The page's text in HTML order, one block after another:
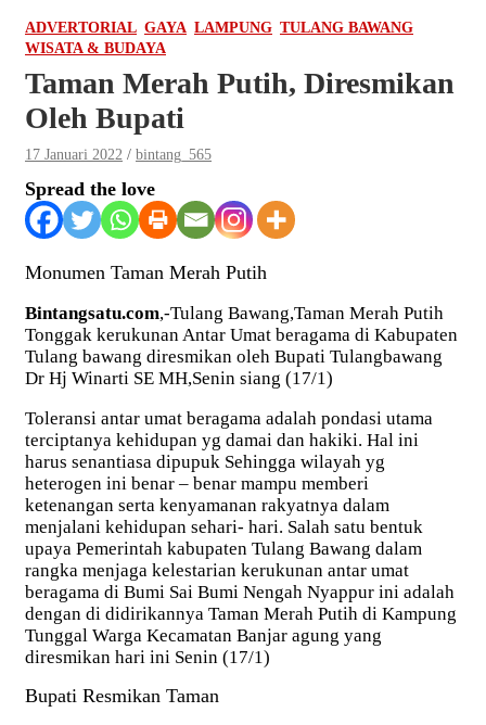
ADVERTORIAL GAYA LAMPUNG TULANG BAWANG
WISATA & BUDAYA
Taman Merah Putih, Diresmikan
Oleh Bupati
17 Januari 2022 bintang_565
Spread the love
Monumen Taman Merah Putih
Bintangsatu.com,-Tulang Bawang,Taman Merah Putih
Tonggak kerukunan Antar Umat beragama di Kabupaten
Tulang bawang diresmikan oleh Bupati Tulangbawang
Dr Hj Winarti SE MH,Senin siang (17/1)
Toleransi antar umat beragama adalah pondasi utama
terciptanya kehidupan yg damai dan hakiki. Hal ini
harus senantiasa dipupuk Sehingga wilayah yg
heterogen ini benar – benar mampu memberi
ketenangan serta kenyamanan rakyatnya dalam
menjalani kehidupan sehari- hari. Salah satu bentuk
upaya Pemerintah kabupaten Tulang Bawang dalam
rangka menjaga kelestarian kerukunan antar umat
beragama di Bumi Sai Bumi Nengah Nyappur ini adalah
dengan di didirikannya Taman Merah Putih di Kampung
Tunggal Warga Kecamatan Banjar agung yang
diresmikan hari ini Senin (17/1)
Bupati Resmikan Taman